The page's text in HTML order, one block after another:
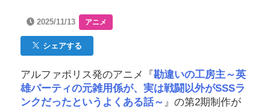
2025/11/13 アニメ
シェアする
アルファポリス発のアニメ『 勘違いの工房主～英
雄パーティの元雑用係が、実は戦闘以外がSSSラ
ンクだったというよくある話～ 』の第2期制作が